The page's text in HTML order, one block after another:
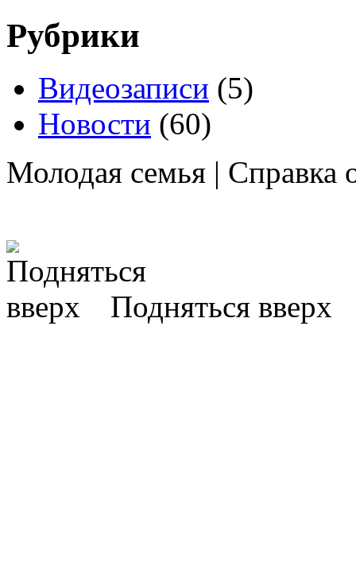
Рубрики
Видеозаписи (5)
Новости (60)
Молодая семья |
Подняться вверх